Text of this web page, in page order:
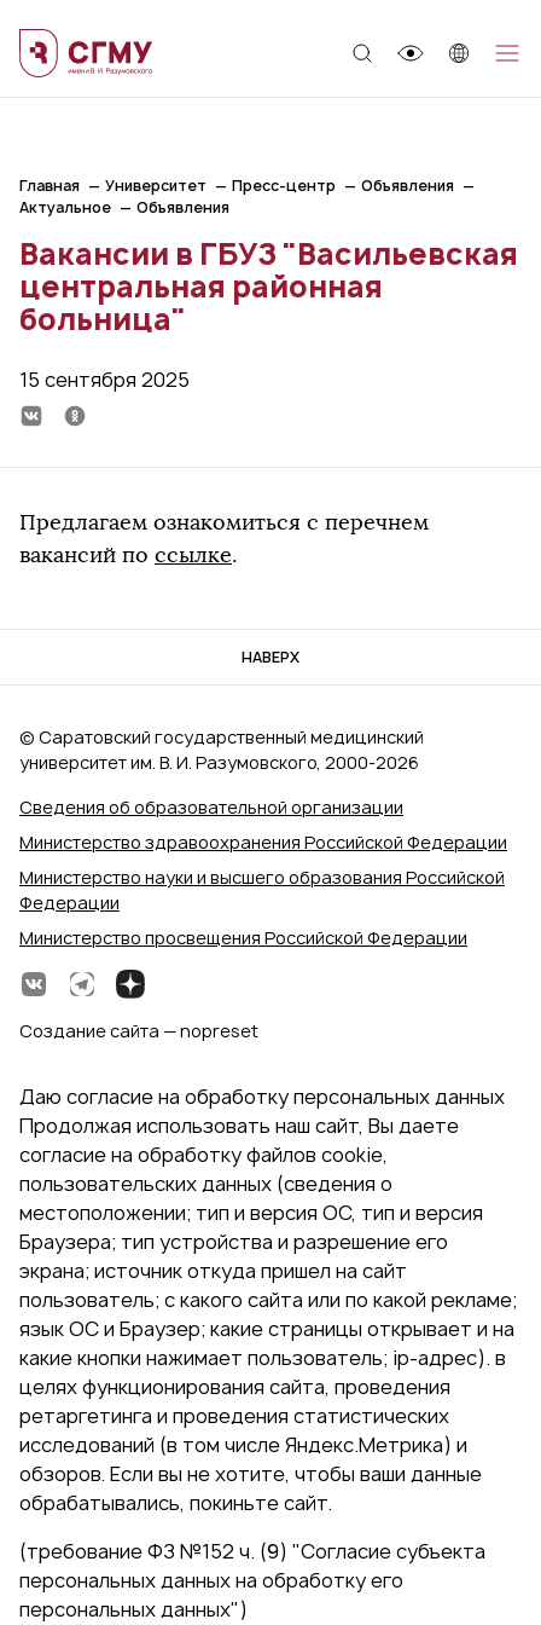
Главная Университет Пресс-центр
Объявления
Актуальное
Объявления
Вакансии в ГБУЗ "Васильевская
центральная районная
больница"
15 сентября 2025
Предлагаем ознакомиться с перечнем
вакансий по ссылке.
НАВЕРХ
Сведения об образовательной организации
Министерство здравоохранения Российской Федерации
Министерство науки и высшего образования Российской
Федерации
Министерство просвещения Российской Федерации
© Саратовский государственный медицинский
университет им. В. И. Разумовского, 2000‑2026
Создание сайта — nopreset
Даю согласие на обработку персональных данных
Продолжая использовать наш сайт, Вы даете
согласие на обработку файлов cookie,
пользовательских данных (сведения о
местоположении; тип и версия ОС, тип и версия
Браузера; тип устройства и разрешение его
экрана; источник откуда пришел на сайт
пользователь; с какого сайта или по какой рекламе;
язык ОС и Браузер; какие страницы открывает и на
какие кнопки нажимает пользователь; ip-адрес). в
целях функционирования сайта, проведения
ретаргетинга и проведения статистических
исследований (в том числе Яндекс.Метрика) и
обзоров. Если вы не хотите, чтобы ваши данные
обрабатывались, покиньте сайт.
(требование ФЗ №152 ч. (9) "Согласие субъекта
персональных данных на обработку его
персональных данных")